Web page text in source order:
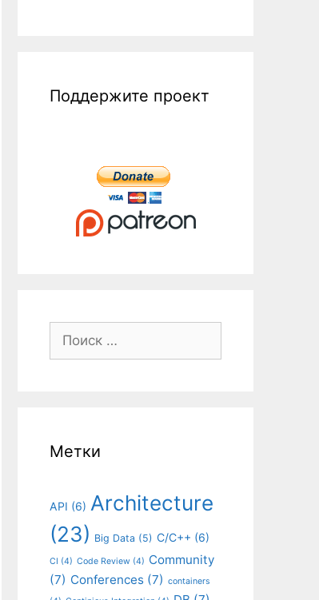
Поддержите проект
Поиск:
Метки
API (6) Architecture
(23) Big Data (5) C/C++ (6)
CI (4) Code Review (4) Community
(7) Conferences (7) containers